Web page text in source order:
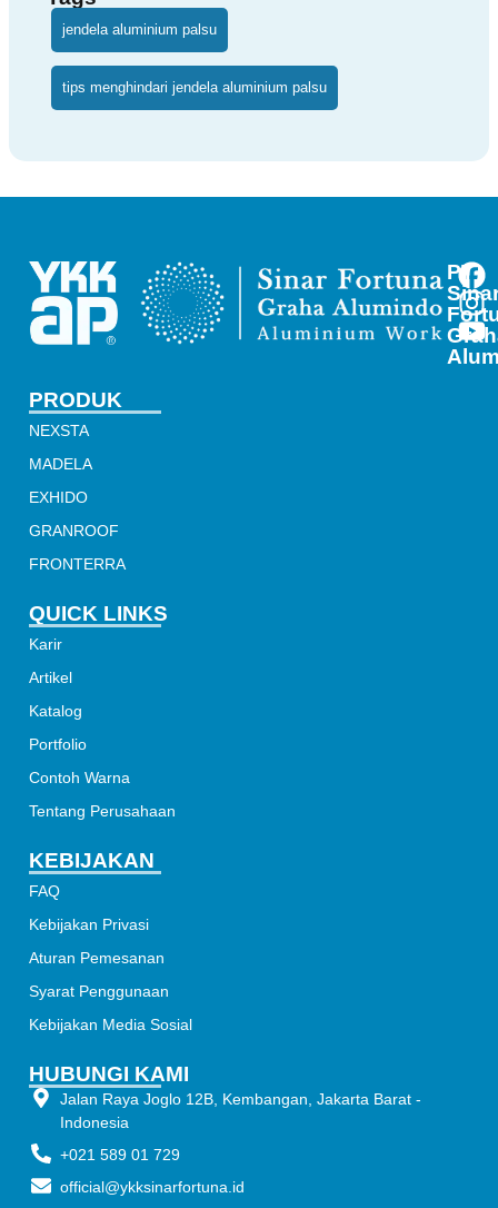
jendela aluminium palsu
tips menghindari jendela aluminium palsu
PT
PRODUK
NEXSTA
MADELA
EXHIDO
GRANROOF
FRONTERRA
QUICK LINKS
Karir
Artikel
Katalog
Portfolio
Contoh Warna
Tentang Perusahaan
KEBIJAKAN
FAQ
Kebijakan Privasi
Aturan Pemesanan
Syarat Penggunaan
Kebijakan Media Sosial
HUBUNGI KAMI
Jalan Raya Joglo 12B, Kembangan, Jakarta Barat -
Indonesia
+021 589 01 729
official@ykksinarfortuna.id